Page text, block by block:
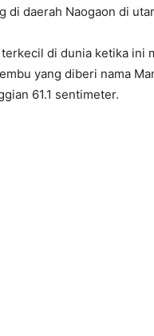
di daerah Naogaon di
di dunia ketika ini
yang diberi nama
61.1 sentimeter.